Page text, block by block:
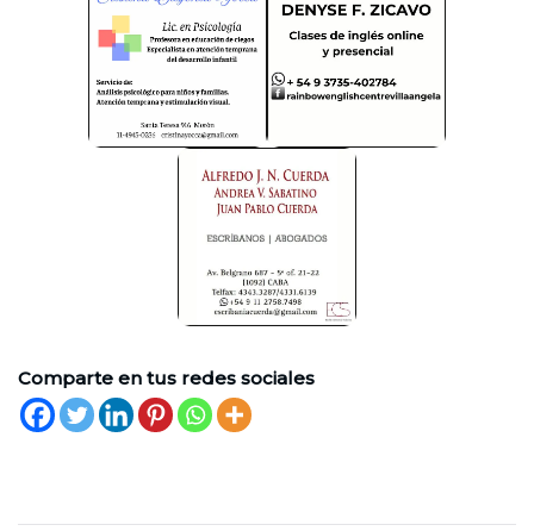
Comparte en tus redes sociales